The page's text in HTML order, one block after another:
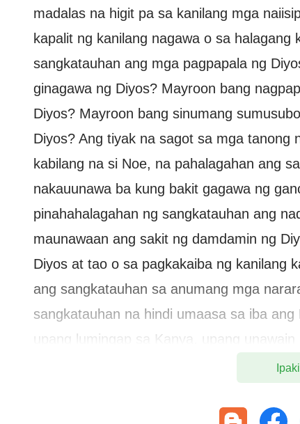
madalas na higit pa sa kanilang mga
kapalit ng kanilang nagawa o sa
sangkatauhan ang mga pagpapala ng
ginagawa ng Diyos? Mayroon bang
Diyos? Mayroon bang sinumang
Diyos? Ang tiyak na sagot sa mga tanong
kabilang na si Noe, na pahalagahan ang
nakauunawa ba kung bakit gagawa ng
pinahahalagahan ng sangkatauhan ang
maunawaan ang sakit ng damdamin ng
Diyos at tao o sa pagkakaiba ng kanilang
ang sangkatauhan sa anumang mga
sangkatauhan na hindi umaasa sa iba
upang lumingap sa Kanya, upang
Diyos ay Diyos, kaya wala Siyang
kaya hindi Niya kailangan ang anumang